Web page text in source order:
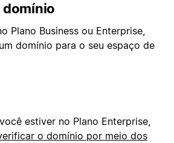
Plano Business ou Enterprise,
domínio para o seu espaço de
estiver no Plano Enterprise,
o domínio por meio dos